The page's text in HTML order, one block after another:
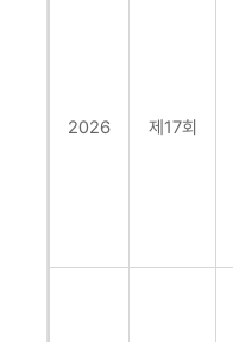
2026 제17회